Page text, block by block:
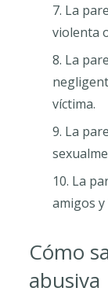
La
violenta
La
víctima.
La
La
amigos
Cómo
abusiva